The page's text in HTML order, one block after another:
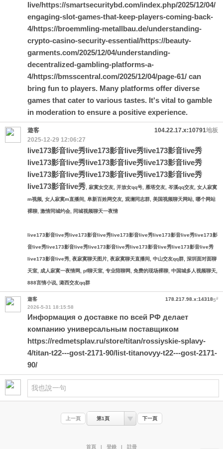
live/https://smartsecuritybd.com/index.php/2025/12/04/
engaging-slot-games-that-keep-players-coming-back-
4/https://broemmling-metallbau.de/understanding-
crypto-casino-security-essential/https://beauty-
garments.com/2025/12/04/understanding-
decentralized-gambling-platforms-a-
4/https://bmsscentral.com/2025/12/04/page-61/ can
bring fun to players. Many platforms offer diverse
games that cater to various tastes. It's vital to gamble
in moderation to ensure a positive experience.
地板
遊客
104.22.17.x:10791
2025-12-29 12:06:27
live173影音live秀live173影音live秀live173影音live秀
live173影音live秀live173影音live秀live173影音live秀
live173影音live秀live173影音live秀live173影音live秀
live173影音live秀 , 寂寞女交友, 开放女qq号, 雁塔交友, 岑溪qq交友, 女人寂寞
m视频, 女人寂寞m直播间, 阜新百姓网交友, 观澜同志群, 美国视频聊天网站, 哪个网站
裸聊, 激情同城约会, 同城视频聊天一夜情
live173影音live秀live173影音live秀live173影音live秀live173影音live秀live173影
音live秀live173影音live秀live173影音live秀live173影音live秀live173影音live秀
live173影音live秀 , 夜寂寞聊天图片, 夜寂寞聊天直播间, 中山交友qq群, 深圳面对面聊
天室, 成人寂寞一夜情网, pf聊天室, 专业陪聊网, 免费的现场裸聊, 中国城多人视频聊天,
888言情小说, 潞西交友qq群
5#
遊客
178.217.98.x:14318
2026-5-31 18:15:58
Информация о доставке по всей РФ делает
компанию универсальным поставщиком
https://redmetsplav.ru/store/titan/rossiyskie-splavy-
4/titan-t22---gost-2171-90/list-titanovyy-t22---gost-2171-
90/
上一頁 第1頁 下一頁
首頁 | 登錄 | 註冊